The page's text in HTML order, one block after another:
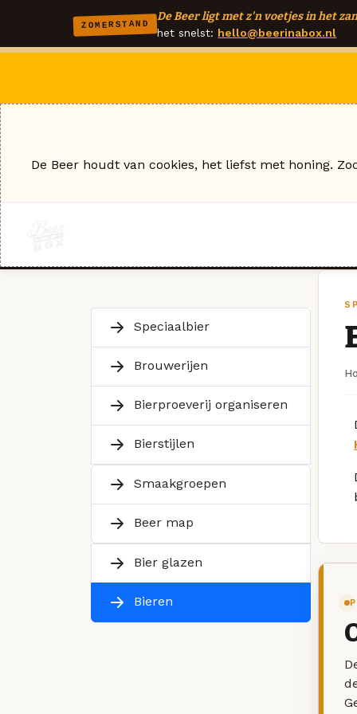
ZOMERSTAND
De Beer ligt met z'n voetjes in het
het snelst: hello@beerinabox.nl
Speciaalbier
Brouwerijen
Bierproeverij organiseren
Bierstijlen
Smaakgroepen
Beer map
Bier glazen
Bieren
De Beer houdt van cookies, het liefst met honing.